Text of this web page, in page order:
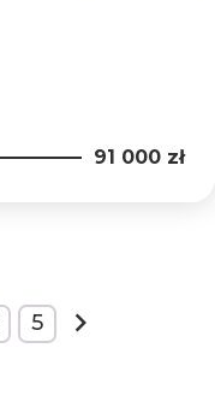
91 000 zł
5
next